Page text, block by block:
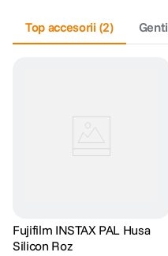
Top accesorii (2) Genti
Fujifilm INSTAX PAL Husa
Silicon Roz